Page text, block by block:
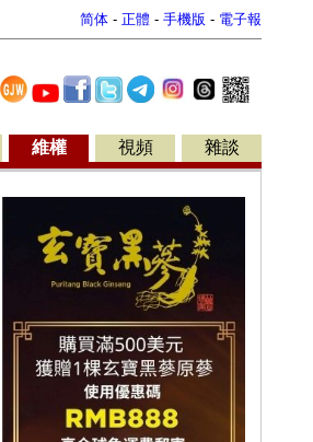
简体 - 正體 - 手機版 - 電子報
維權 視頻 雜談